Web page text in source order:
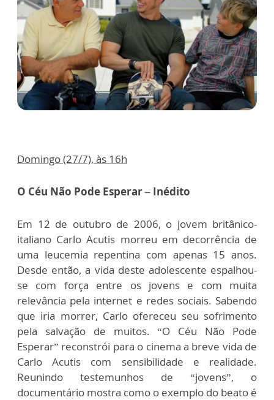
Domingo (27/7), às 16h
O Céu Não Pode Esperar – Inédito
Em 12 de outubro de 2006, o jovem britânico-
italiano Carlo Acutis morreu em decorrência de
uma leucemia repentina com apenas 15 anos.
Desde então, a vida deste adolescente espalhou-
se com força entre os jovens e com muita
relevância pela internet e redes sociais. Sabendo
que iria morrer, Carlo ofereceu seu sofrimento
pela salvação de muitos. “O Céu Não Pode
Esperar” reconstrói para o cinema a breve vida de
Carlo Acutis com sensibilidade e realidade.
Reunindo testemunhos de “jovens”, o
documentário mostra como o exemplo do beato é